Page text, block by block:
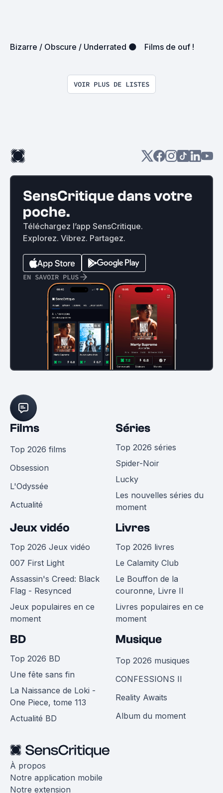
Bizarre / Obscure / Underrated 🌑 Films de ouf !
VOIR PLUS DE LISTES
SensCritique dans votre
poche.
Téléchargez l’app SensCritique.
Explorez. Vibrez. Partagez.
EN SAVOIR PLUS
Films
Top 2026 films
Obsession
L'Odyssée
Actualité
Séries
Top 2026 séries
Spider-Noir
Lucky
Les nouvelles séries du
moment
Jeux vidéo
Top 2026 Jeux vidéo
007 First Light
Assassin's Creed: Black
Flag - Resynced
Jeux populaires en ce
moment
Livres
Top 2026 livres
Le Calamity Club
Le Bouffon de la
couronne, Livre II
Livres populaires en ce
moment
BD
Top 2026 BD
Une fête sans fin
La Naissance de Loki -
One Piece, tome 113
Actualité BD
Musique
Top 2026 musiques
CONFESSIONS II
Reality Awaits
Album du moment
À propos
Notre application mobile
Notre extension